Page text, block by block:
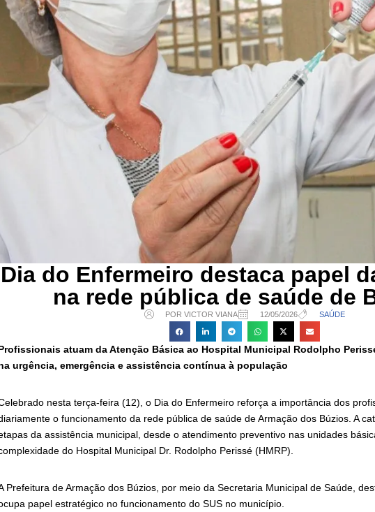
Dia do Enfermeiro destaca papel
na rede pública de saúde de
POR VICTOR VIANA 12/05/2026 SAÚDE
atuam da Atenção Básica ao Hospital Municipal Rodolpho
urgência, emergência e assistência contínua à população
nesta terça-feira (12), o Dia do Enfermeiro reforça a importância dos
o funcionamento da rede pública de saúde de Armação dos Búzios. A
da assistência municipal, desde o atendimento preventivo nas unidades
do Hospital Municipal Dr. Rodolpho Perissé (HMRP).
Prefeitura de Armação dos Búzios, por meio da Secretaria Municipal de Saúde,
papel estratégico no funcionamento do SUS no município.